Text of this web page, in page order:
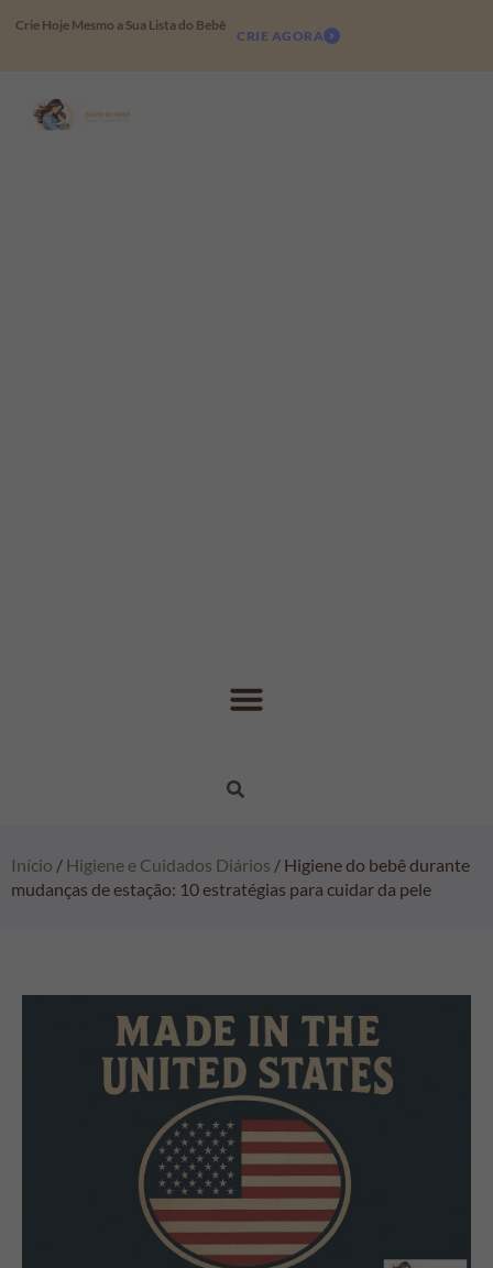
Crie Hoje Mesmo a Sua Lista do Bebê
CRIE AGORA
Início / Higiene e Cuidados Diários / Higiene do bebê durante
mudanças de estação: 10 estratégias para cuidar da pele